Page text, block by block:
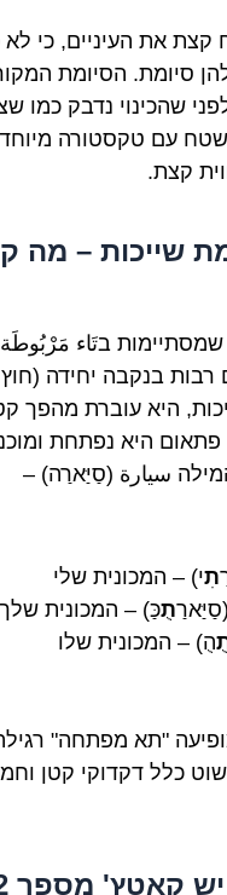
קצת את העיניים, כי לא
סיומת. הסיומת
שהכינוי נדבק כמו
עם טקסטורה
קצת.
שייכות – מה
שמסתיימות בتَاء مَرْبُوطَة
רבות בנקבה יחידה (חוץ
היא עוברת מהפך
היא נפתחת
سيارة (סַיַּארַה) –
תִי) – המכונית שלי
(סַיַּארַתֻכַּ) – המכונית שלך
הֻ) – המכונית שלו
"תא מפתחה"
כלל דקדוקי קטן
יש קאטץ' מספר 2?